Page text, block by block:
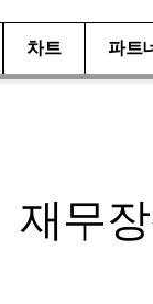
차트 파트
재무